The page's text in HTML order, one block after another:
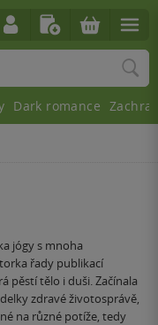
jógy s mnoha
řady publikací
pěstí tělo i duši. Začínala
zdravé životosprávě,
na různé potíže, tedy
Dark romance